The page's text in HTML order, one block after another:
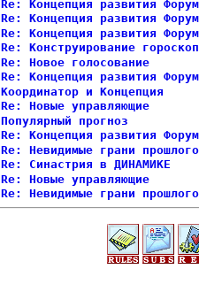
Re: Концепция развития
Re: Концепция развития
Re: Концепция развития
Re: Конструирование
Re: Новое
Re: Концепция развития
Координатор и
Re: Новые
Популярный
Re: Концепция развития
Re: Невидимые грани
Re: Синастрия в
Re: Новые
Re: Невидимые грани